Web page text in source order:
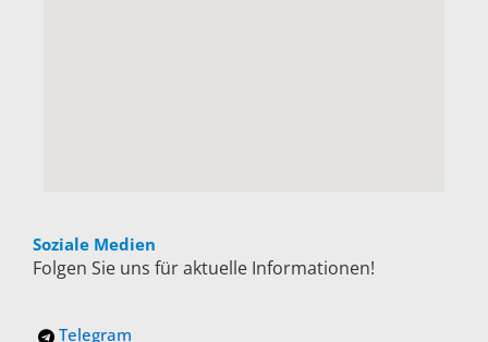
Soziale Medien
Folgen Sie uns für aktuelle Informationen!
Telegram